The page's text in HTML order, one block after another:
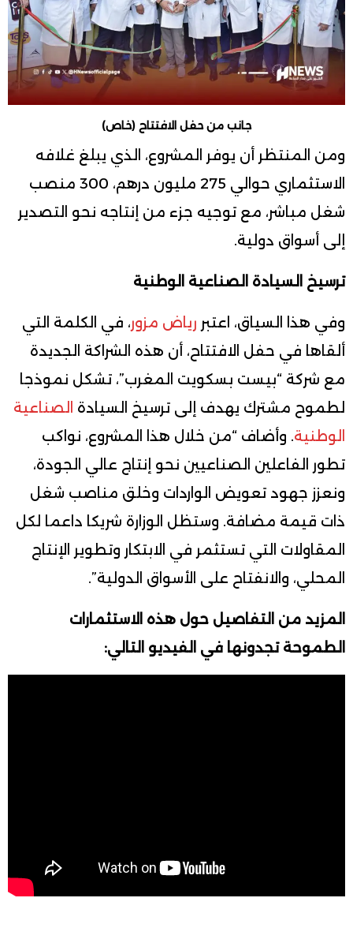
جانب من حفل الافتتاح (خاص)
ومن المنتظر أن يوفر المشروع، الذي يبلغ غلافه
الاستثماري حوالي 275 مليون درهم، 300 منصب
شغل مباشر، مع توجيه جزء من إنتاجه نحو التصدير
إلى أسواق دولية.
ترسيخ السيادة الصناعية الوطنية
وفي هذا السياق، اعتبر رياض مزور، في الكلمة التي
ألقاها في حفل الافتتاح، أن هذه الشراكة الجديدة
مع شركة “بيست بسكويت المغرب”، تشكل نموذجا
لطموح مشترك يهدف إلى ترسيخ السيادة الصناعية
الوطنية. وأضاف “من خلال هذا المشروع، نواكب
تطور الفاعلين الصناعيين نحو إنتاج عالي الجودة،
ونعزز جهود تعويض الواردات وخلق مناصب شغل
ذات قيمة مضافة. وستظل الوزارة شريكا داعما لكل
المقاولات التي تستثمر في الابتكار وتطوير الإنتاج
المحلي، والانفتاح على الأسواق الدولية”.
المزيد من التفاصيل حول هذه الاستثمارات
الطموحة تجدونها في الفيديو التالي: